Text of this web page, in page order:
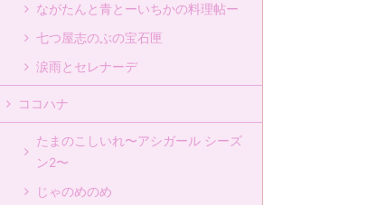
ながたんと青とーいちかの料理帖ー
七つ屋志のぶの宝石匣
涙雨とセレナーデ
ココハナ
たまのこしいれ〜アシガール シーズ
ン2〜
じゃのめのめ